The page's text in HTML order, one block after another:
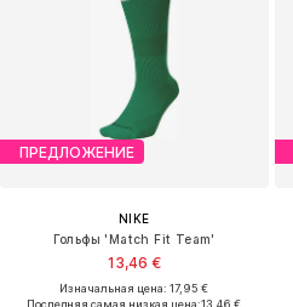
ПРЕДЛОЖЕНИЕ
NIKE
Гольфы 'Match Fit Team'
13,46 €
Изначальная цена: 17,95 €